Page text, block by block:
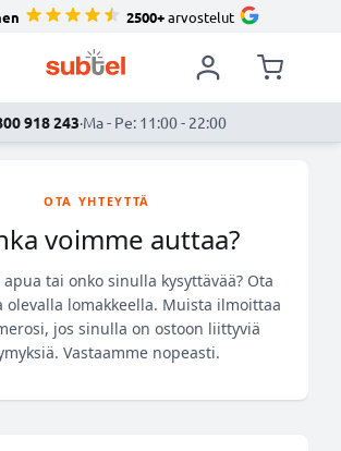
2500+arvostelut
918 243·Ma - Pe: 11:00 - 22:00
OTA YHTEYTTÄ
voimme auttaa?
tai onko sinulla kysyttävää? Ota
olevalla lomakkeella. Muista ilmoittaa
jos sinulla on ostoon liittyviä
Vastaamme nopeasti.